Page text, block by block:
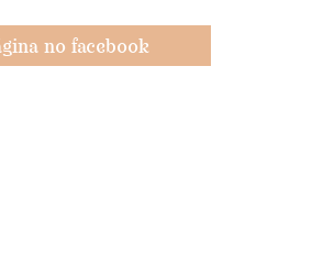
no facebook